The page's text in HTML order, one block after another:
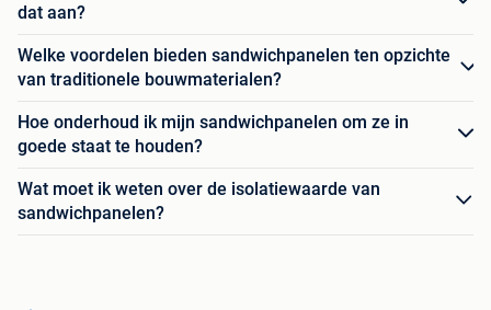
dat aan?
Welke voordelen bieden sandwichpanelen ten opzichte
van traditionele bouwmaterialen?
Hoe onderhoud ik mijn sandwichpanelen om ze in
goede staat te houden?
Wat moet ik weten over de isolatiewaarde van
sandwichpanelen?